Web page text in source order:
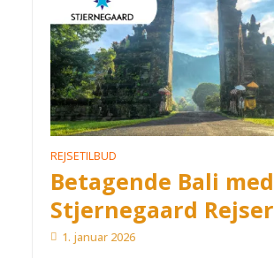
REJSETILBUD
Betagende Bali med
Stjernegaard Rejser
1. januar 2026